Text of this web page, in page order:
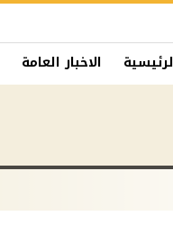
الاخبار العامة